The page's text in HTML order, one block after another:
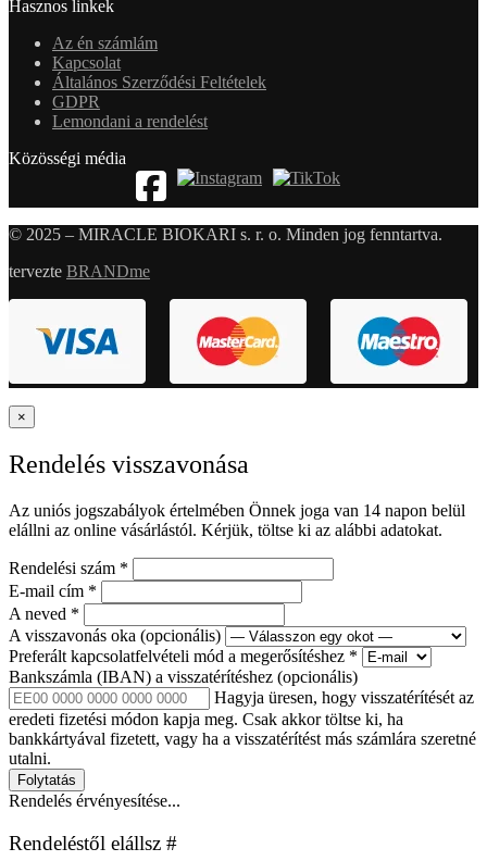
Hasznos linkek
Az én számlám
Kapcsolat
Általános Szerződési Feltételek
GDPR
Lemondani a rendelést
Közösségi média
© 2025 – MIRACLE BIOKARI s. r. o. Minden jog fenntartva.
tervezte BRANDme
×
Rendelés visszavonása
Az uniós jogszabályok értelmében Önnek joga van 14 napon belül
elállni az online vásárlástól. Kérjük, töltse ki az alábbi adatokat.
Rendelési szám *
E-mail cím *
A neved *
A visszavonás oka (opcionális)
Preferált kapcsolatfelvételi mód a megerősítéshez *
Bankszámla (IBAN) a visszatérítéshez (opcionális)
Hagyja üresen, hogy visszatérítését az
eredeti fizetési módon kapja meg. Csak akkor töltse ki, ha
bankkártyával fizetett, vagy ha a visszatérítést más számlára szeretné
utalni.
Folytatás
Rendelés érvényesítése...
Rendeléstől elállsz #